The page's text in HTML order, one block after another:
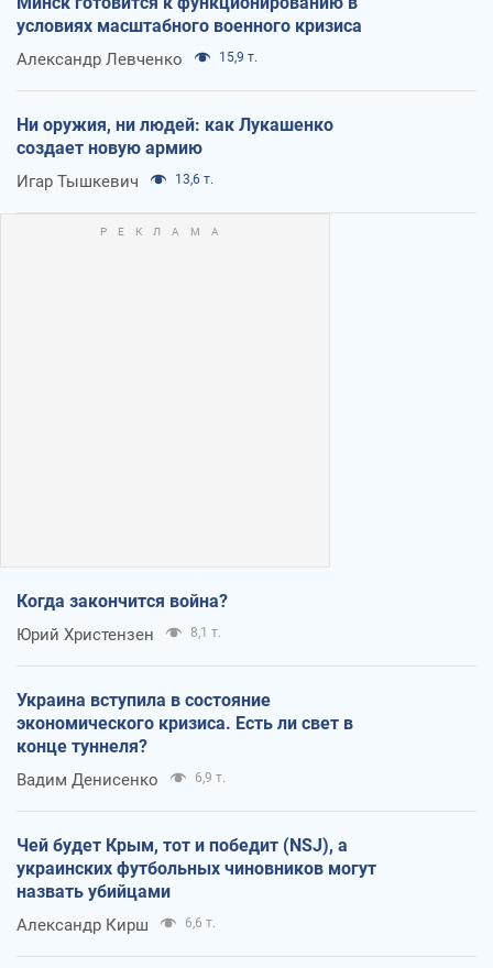
условиях масштабного военного кризиса
Александр Левченко 15,9 т.
Ни оружия, ни людей: как Лукашенко
создает новую армию
Игар Тышкевич 13,6 т.
Когда закончится война?
Юрий Христензен 8,1 т.
Украина вступила в состояние
экономического кризиса. Есть ли свет в
конце туннеля?
Вадим Денисенко 6,9 т.
Чей будет Крым, тот и победит (NSJ), а
украинских футбольных чиновников могут
назвать убийцами
Александр Кирш 6,6 т.